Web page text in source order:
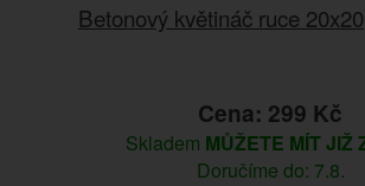
Betonový květináč ruce
Cena: 299 Kč
Skladem MŮŽETE MÍT JIŽ
Doručíme do: 7.8.